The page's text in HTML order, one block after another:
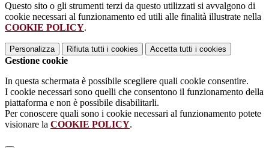
Questo sito o gli strumenti terzi da questo utilizzati si avvalgono di
cookie necessari al funzionamento ed utili alle finalità illustrate nella
COOKIE POLICY.
Personalizza Rifiuta tutti i cookies Accetta tutti i cookies
Gestione cookie
In questa schermata è possibile scegliere quali cookie consentire.
I cookie necessari sono quelli che consentono il funzionamento della
piattaforma e non è possibile disabilitarli.
Per conoscere quali sono i cookie necessari al funzionamento potete
visionare la COOKIE POLICY.